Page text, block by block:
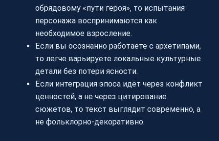
обрядовому «пути героя», то испытания
персонажа воспринимаются как
необходимое взросление.
Если вы осознанно работаете с архетипами,
то легче варьируете локальные культурные
детали без потери ясности.
Если интеграция эпоса идёт через конфликт
ценностей, а не через цитирование
сюжетов, то текст выглядит современно, а
не фольклорно-декоративно.